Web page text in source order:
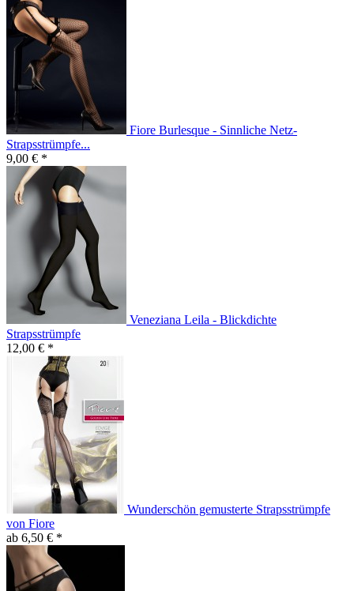
Fiore Burlesque - Sinnliche Netz-
Strapsstrümpfe...
9,00 € *
Veneziana Leila - Blickdichte
Strapsstrümpfe
12,00 € *
Wunderschön gemusterte Strapsstrümpfe
von Fiore
ab 6,50 € *